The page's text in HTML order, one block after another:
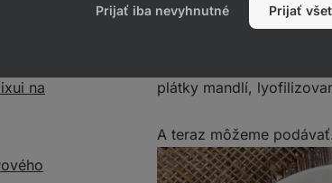
na
plátky mandlí,
A teraz môžeme
Prijať iba nevyhnutné Prijať